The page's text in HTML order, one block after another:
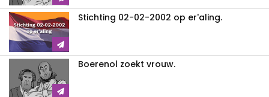
Stichting 02-02-2002 op er'aling.
Boerenol zoekt vrouw.